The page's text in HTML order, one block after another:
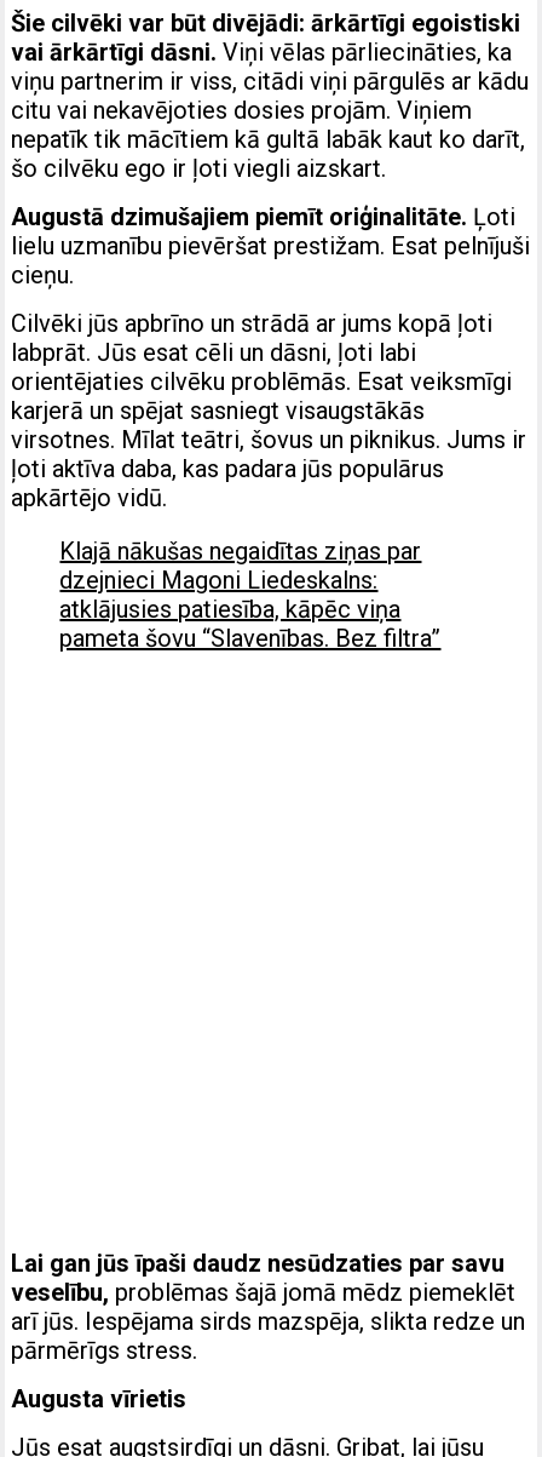
Šie cilvēki var būt divējādi: ārkārtīgi egoistiski
vai ārkārtīgi dāsni. Viņi vēlas pārliecināties, ka
viņu partnerim ir viss, citādi viņi pārgulēs ar kādu
citu vai nekavējoties dosies projām. Viņiem
nepatīk tik mācītiem kā gultā labāk kaut ko darīt,
šo cilvēku ego ir ļoti viegli aizskart.
Augustā dzimušajiem piemīt oriģinalitāte. Ļoti
lielu uzmanību pievēršat prestižam. Esat pelnījuši
cieņu.
Cilvēki jūs apbrīno un strādā ar jums kopā ļoti
labprāt. Jūs esat cēli un dāsni, ļoti labi
orientējaties cilvēku problēmās. Esat veiksmīgi
karjerā un spējat sasniegt visaugstākās
virsotnes. Mīlat teātri, šovus un piknikus. Jums ir
ļoti aktīva daba, kas padara jūs populārus
apkārtējo vidū.
Klajā nākušas negaidītas ziņas par
dzejnieci Magoni Liedeskalns:
atklājusies patiesība, kāpēc viņa
pameta šovu “Slavenības. Bez filtra”
Lai gan jūs īpaši daudz nesūdzaties par savu
veselību, problēmas šajā jomā mēdz piemeklēt
arī jūs. Iespējama sirds mazspēja, slikta redze un
pārmērīgs stress.
Augusta vīrietis
Jūs esat augstsirdīgi un dāsni. Gribat, lai jūsu